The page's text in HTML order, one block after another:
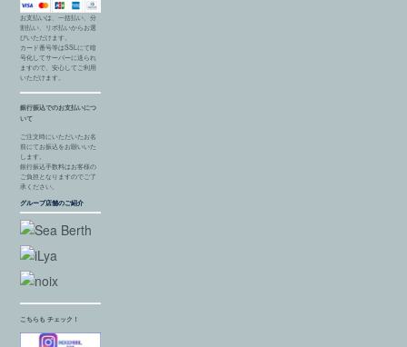
お支払いは、一括払い、分
割払い、リボ払いからお選
びいただけます。
カード番号等はSSLにて暗
号化してサーバーに送られ
ますので、安心してご利用
いただけます。
銀行振込でのお支払いにつ
いて
ご注文時にいただいたお名
前にてお振込をお願いいた
します。
銀行振込手数料はお客様の
ご負担となりますのでご了
承ください。
グループ店舗のご紹介
こちらも チェック！